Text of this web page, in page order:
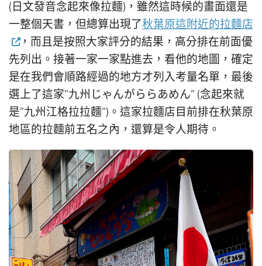
(日文發音念起來像拉麵)，雖然這時候的畫面還是
一整個天書，但總算出現了秋葉原這附近的拉麵店
，而且是按照大家評分的結果，高分排在前面優
先列出。接著一家一家點進去，看他的地圖，確定
是在我們會順路經過的地方才列入考量名單，最後
選上了這家”九州じゃんがららあめん” (念起來就
是”九州江格拉拉麵”)。這家拉麵店目前排在秋葉原
地區的拉麵前五名之內，還算是令人期待。